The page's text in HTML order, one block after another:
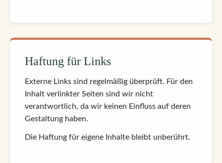
Haftung für Links
Externe Links sind regelmäßig überprüft. Für den
Inhalt verlinkter Seiten sind wir nicht
verantwortlich, da wir keinen Einfluss auf deren
Gestaltung haben.
Die Haftung für eigene Inhalte bleibt unberührt.